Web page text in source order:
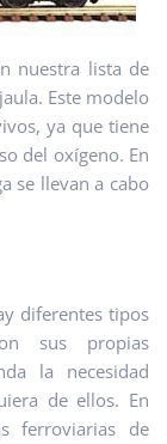
nuestra lista de
Este modelo
ya que tiene
del oxígeno. En
se llevan a cabo
diferentes tipos
sus propias
la necesidad
de ellos. En
ferroviarias de